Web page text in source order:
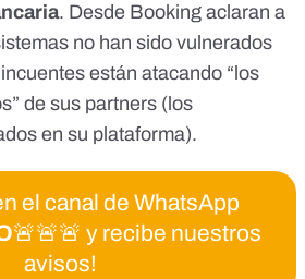
. Desde Booking aclaran a
no han sido vulnerados
están atacando “los
de sus partners (los
en su plataforma).
el canal de WhatsApp
🚨🚨🚨 y recibe nuestros
avisos!